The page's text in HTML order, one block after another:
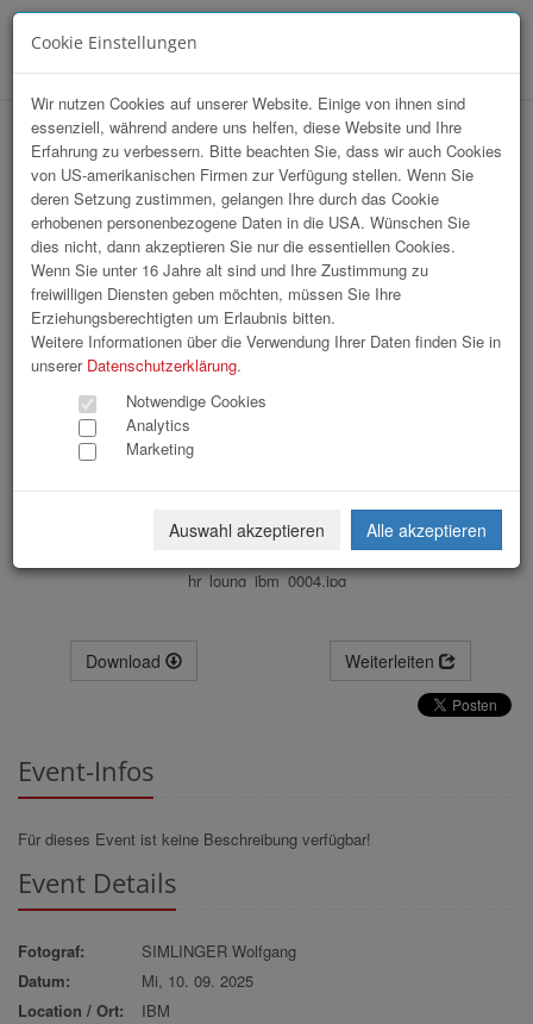
hr-lounge Ost zu Gast bei IBM
hr_loung_ibm_0004.jpg
Download Weiterleiten
Event-Infos
Für dieses Event ist keine Beschreibung verfügbar!
Event Details
Fotograf:
SIMLINGER Wolfgang
Datum:
Mi, 10. 09. 2025
Location / Ort:
IBM
Cookie Einstellungen
Wir nutzen Cookies auf unserer Website. Einige von ihnen sind
essenziell, während andere uns helfen, diese Website und Ihre
Erfahrung zu verbessern. Bitte beachten Sie, dass wir auch Cookies
von US-amerikanischen Firmen zur Verfügung stellen. Wenn Sie
deren Setzung zustimmen, gelangen Ihre durch das Cookie
erhobenen personenbezogene Daten in die USA. Wünschen Sie
dies nicht, dann akzeptieren Sie nur die essentiellen Cookies.
Wenn Sie unter 16 Jahre alt sind und Ihre Zustimmung zu
freiwilligen Diensten geben möchten, müssen Sie Ihre
Erziehungsberechtigten um Erlaubnis bitten.
Weitere Informationen über die Verwendung Ihrer Daten finden Sie in
unserer Datenschutzerklärung.
Notwendige Cookies
Analytics
Marketing
Auswahl akzeptieren Alle akzeptieren